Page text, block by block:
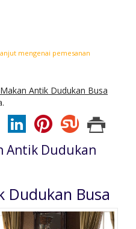
mengenai pemesanan
Antik Dudukan Busa
Antik Dudukan
Dudukan Busa